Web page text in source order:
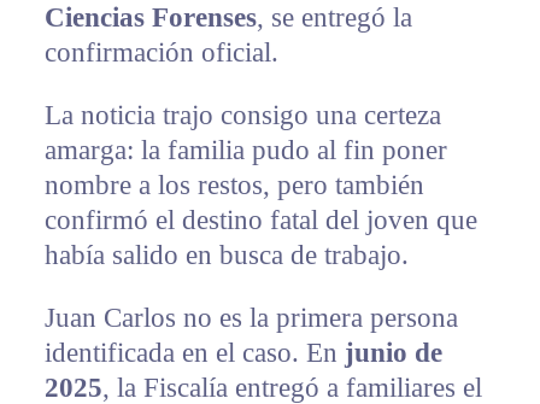
Ciencias Forenses, se entregó la
confirmación oficial.
La noticia trajo consigo una certeza
amarga: la familia pudo al fin poner
nombre a los restos, pero también
confirmó el destino fatal del joven que
había salido en busca de trabajo.
Juan Carlos no es la primera persona
identificada en el caso. En junio de
2025, la Fiscalía entregó a familiares el